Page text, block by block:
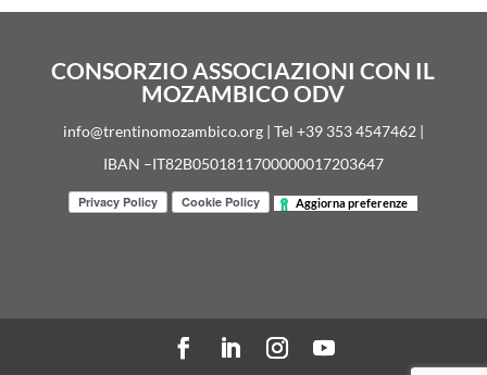
CONSORZIO ASSOCIAZIONI CON IL
MOZAMBICO ODV
info@trentinomozambico.org | Tel +39 353 4547462 |
IBAN –IT82B0501811700000017203647
Aggiorna preferenze